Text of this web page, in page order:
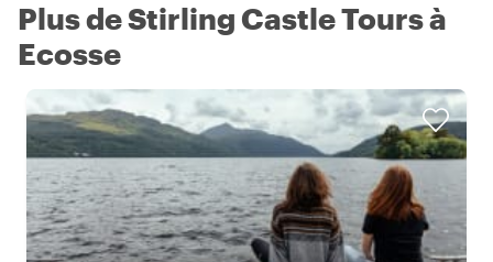
Plus de Stirling Castle Tours à
Ecosse